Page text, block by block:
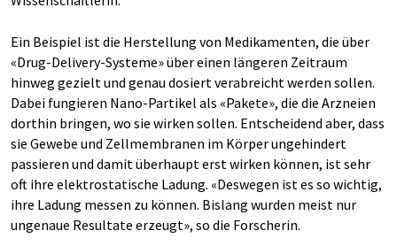
Ein Beispiel ist die Herstellung von Medikamenten, die über
«Drug-Delivery-Systeme» über einen längeren Zeitraum
hinweg gezielt und genau dosiert verabreicht werden sollen.
Dabei fungieren Nano-Partikel als «Pakete», die die Arzneien
dorthin bringen, wo sie wirken sollen. Entscheidend aber, dass
sie Gewebe und Zellmembranen im Körper ungehindert
passieren und damit überhaupt erst wirken können, ist sehr
oft ihre elektrostatische Ladung. «Deswegen ist es so wichtig,
ihre Ladung messen zu können. Bislang wurden meist nur
ungenaue Resultate erzeugt», so die Forscherin.